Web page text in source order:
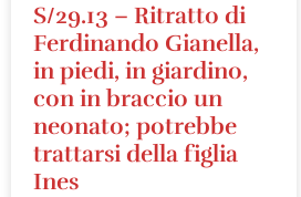
S/29.13 – Ritratto di
Ferdinando Gianella,
in piedi, in giardino,
con in braccio un
neonato; potrebbe
trattarsi della figlia
Ines